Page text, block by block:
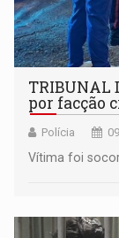
TRIBUNAL
por facção
Polícia
Vítima foi